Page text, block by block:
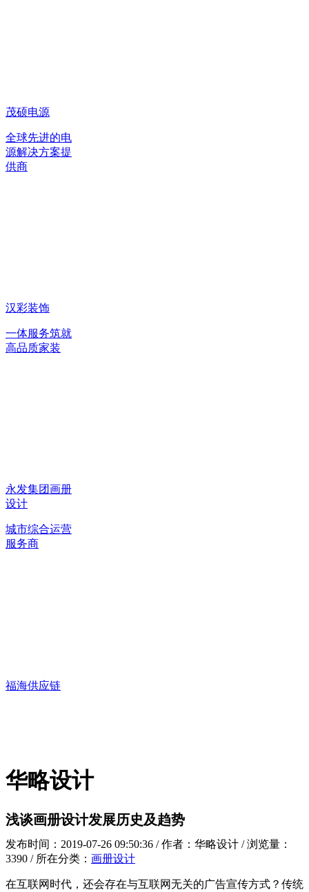
茂硕电源
全球先进的电
源解决方案提
供商
汉彩装饰
一体服务筑就
高品质家装
永发集团画册
设计
城市综合运营
服务商
福海供应链
华略设计
浅谈画册设计发展历史及趋势
发布时间：2019-07-26 09:50:36 / 作者：华略设计 / 浏览量：
3390 / 所在分类： 画册设计
在互联网时代，还会存在与互联网无关的广告宣传方式？传统